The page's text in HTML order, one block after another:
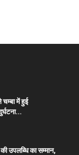
चम्बा में हुई
उपलब्धि का सम्मान,